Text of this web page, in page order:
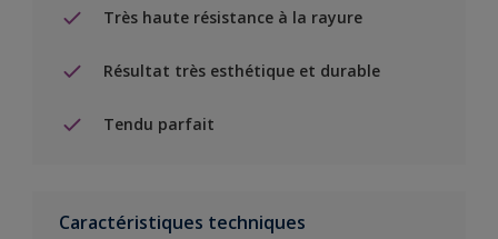
Très haute résistance à la rayure
Résultat très esthétique et durable
Tendu parfait
Caractéristiques techniques